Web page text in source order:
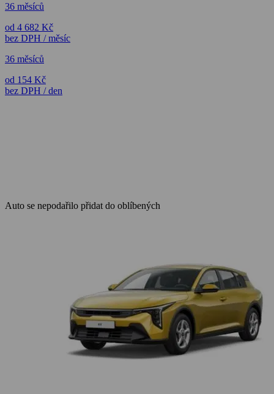
36 měsíců
od 4 682 Kč
bez DPH / měsíc
36 měsíců
od 154 Kč
bez DPH / den
Auto se nepodařilo přidat do oblíbených